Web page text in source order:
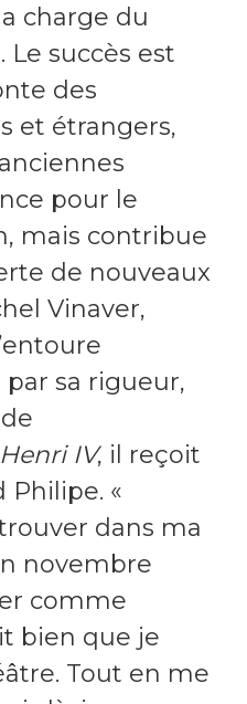
charge du
Le succès est
des
et étrangers,
pour le
mais contribue
de nouveaux
Vinaver,
par sa rigueur,
Henri IV, il reçoit
Philipe. «
dans ma
novembre
comme
bien que je
Tout en me